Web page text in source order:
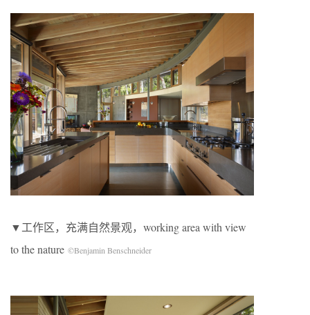
▼工作区，充满自然景观，working area with view
to the nature ©Benjamin Benschneider